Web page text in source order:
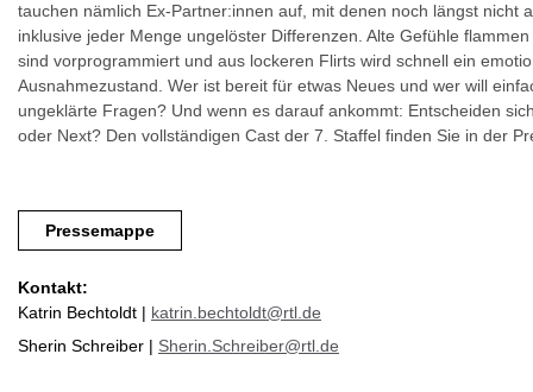
tauchen nämlich Ex-Partner:innen auf, mit denen noch längst nicht
inklusive jeder Menge ungelöster Differenzen. Alte Gefühle
sind vorprogrammiert und aus lockeren Flirts wird schnell ein
Ausnahmezustand. Wer ist bereit für etwas Neues und wer will
ungeklärte Fragen? Und wenn es darauf ankommt: Entscheiden
oder Next? Den vollständigen Cast der 7. Staffel finden Sie in der
Pressemappe
Kontakt:
Katrin Bechtoldt | katrin.bechtoldt@rtl.de
Sherin Schreiber | Sherin.Schreiber@rtl.de